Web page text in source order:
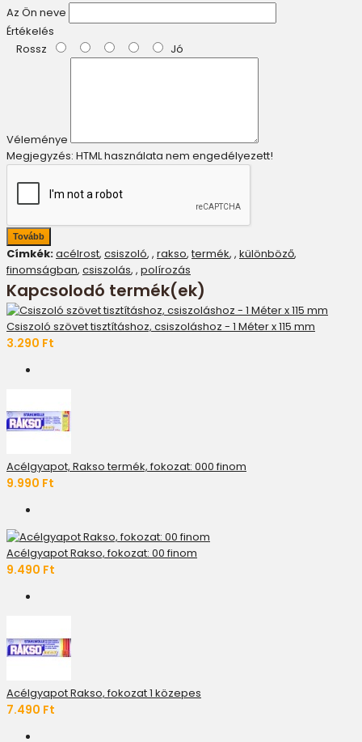
Az Ön neve
Értékelés
Rossz
Jó
Véleménye
Megjegyzés: HTML használata nem engedélyezett!
Tovább
Címkék:acélrost, csiszoló, , rakso,termék, , különböző,
finomságban, csiszolás, , polírozás
Kapcsolodó termék(ek)
Csiszoló szövet tisztításhoz, csiszoláshoz - 1 Méter x 115 mm
3.290 Ft
Acélgyapot, Rakso termék, fokozat: 000 finom
9.990 Ft
Acélgyapot Rakso, fokozat: 00 finom
9.490 Ft
Acélgyapot Rakso, fokozat 1 közepes
7.490 Ft